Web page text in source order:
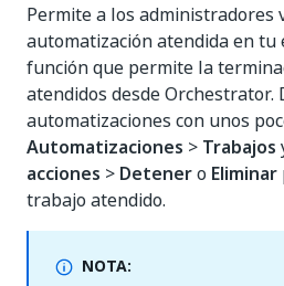
Permite a los administradores
automatización atendida en tu
función que permite la
atendidos desde Orchestrator.
automatizaciones con unos
Automatizaciones > Trabajos
acciones > Detenero Eliminar
trabajo atendido.
NOTA: